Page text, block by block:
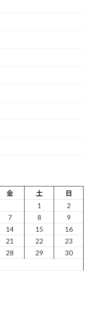
金 土
日
1
2
7 8
9
14 15
16
21 22
23
28 29
30